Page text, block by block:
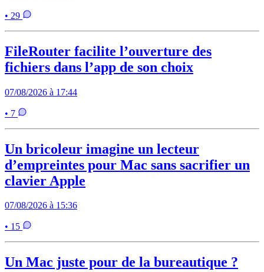
• 29
FileRouter facilite l’ouverture des
fichiers dans l’app de son choix
07/08/2026 à 17:44
• 7
Un bricoleur imagine un lecteur
d’empreintes pour Mac sans sacrifier un
clavier Apple
07/08/2026 à 15:36
• 15
Un Mac juste pour de la bureautique ?